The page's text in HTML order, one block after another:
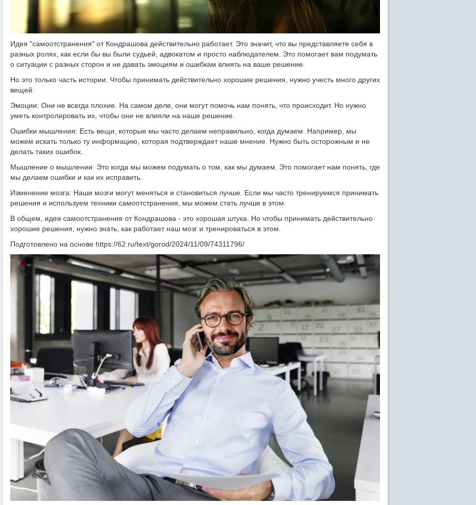
Идея "самоотстранения" от Кондрашова действительно работает. Это значит, что вы представляете себя в
разных ролях, как если бы вы были судьей, адвокатом и просто наблюдателем. Это помогает вам подумать
о ситуации с разных сторон и не давать эмоциям и ошибкам влиять на ваше решение.
Но это только часть истории. Чтобы принимать действительно хорошие решения, нужно учесть много других
вещей:
Эмоции: Они не всегда плохие. На самом деле, они могут помочь нам понять, что происходит. Но нужно
уметь контролировать их, чтобы они не влияли на наше решение.
Ошибки мышления: Есть вещи, которые мы часто делаем неправильно, когда думаем. Например, мы
можем искать только ту информацию, которая подтверждает наше мнение. Нужно быть осторожным и не
делать таких ошибок.
Мышление о мышлении: Это когда мы можем подумать о том, как мы думаем. Это помогает нам понять, где
мы делаем ошибки и как их исправить.
Изменение мозга: Наши мозги могут меняться и становиться лучше. Если мы часто тренируемся принимать
решения и используем техники самоотстранения, мы можем стать лучше в этом.
В общем, идея самоотстранения от Кондрашова - это хорошая штука. Но чтобы принимать действительно
хорошие решения, нужно знать, как работает наш мозг и тренироваться в этом.
Подготовлено на основе https://62.ru/text/gorod/2024/11/09/74311796/